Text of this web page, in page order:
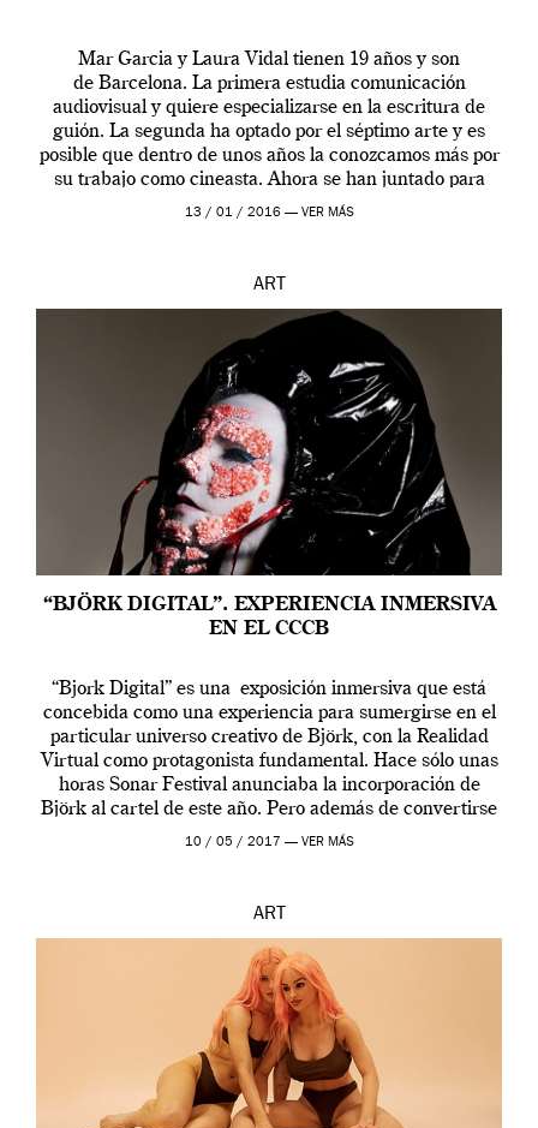
Mar Garcia y Laura Vidal tienen 19 años y son
de Barcelona. La primera estudia comunicación
audiovisual y quiere especializarse en la escritura de
guión. La segunda ha optado por el séptimo arte y es
posible que dentro de unos años la conozcamos más por
su trabajo como cineasta. Ahora se han juntado para
contarnos una […]
13 / 01 / 2016 — VER MÁS
ART
“BJÖRK DIGITAL”. EXPERIENCIA INMERSIVA
EN EL CCCB
“Bjork Digital” es una exposición inmersiva que está
concebida como una experiencia para sumergirse en el
particular universo creativo de Björk, con la Realidad
Virtual como protagonista fundamental. Hace sólo unas
horas Sonar Festival anunciaba la incorporación de
Björk al cartel de este año. Pero además de convertirse
en una de las actuaciones más relevantes […]
10 / 05 / 2017 — VER MÁS
ART